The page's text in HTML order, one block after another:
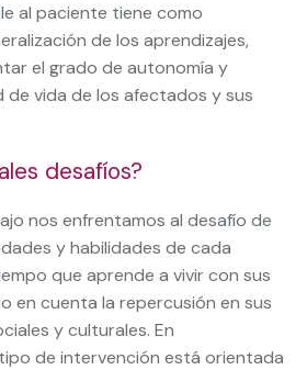
al paciente tiene como
de los aprendizajes,
el grado de autonomía y
de vida de los afectados y sus
desafíos?
nos enfrentamos al desafío de
y habilidades de cada
que aprende a vivir con sus
en cuenta la repercusión en sus
y culturales. En
de intervención está orientada